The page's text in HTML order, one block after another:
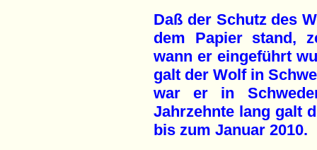
Daß der Schutz des
dem Papier stand,
wann er eingeführt
galt der Wolf in
war er in
Jahrzehnte lang galt
bis zum Januar 2010.